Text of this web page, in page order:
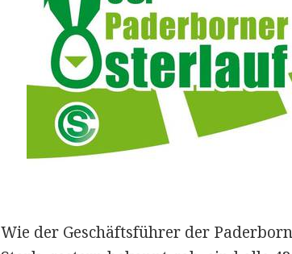
Wie der Geschäftsführer der